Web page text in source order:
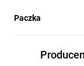
Paczka